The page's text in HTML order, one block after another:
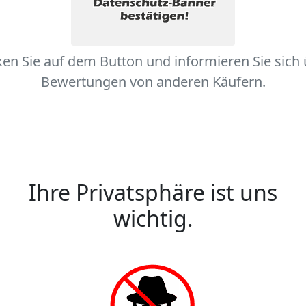
Sie auf dem Button und informieren Sie sich
Bewertungen von anderen Käufern.
Ihre Privatsphäre ist uns
wichtig.